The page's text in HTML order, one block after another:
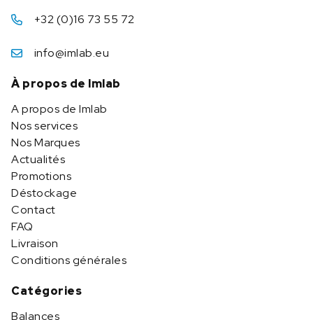
+32 (0)16 73 55 72
info@imlab.eu
À propos de Imlab
A propos de Imlab
Nos services
Nos Marques
Actualités
Promotions
Déstockage
Contact
FAQ
Livraison
Conditions générales
Catégories
Balances